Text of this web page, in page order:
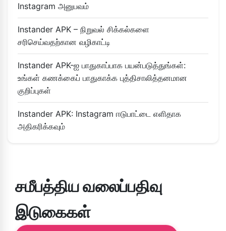
Instagram அனுபவம்
Instander APK – நிறுவல் சிக்கல்களை
சரிசெய்வதற்கான வழிகாட்டி
Instander APK-ஐ பாதுகாப்பாக பயன்படுத்துங்கள்:
உங்கள் கணக்கைப் பாதுகாக்க புத்திசாலித்தனமான
குறிப்புகள்
Instander APK: Instagram ஈடுபாட்டை எளிதாக
அதிகரிக்கவும்
சமீபத்திய வலைப்பதிவு
இடுகைகள்